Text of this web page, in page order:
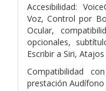
Accesibilidad:
Voz, Control por
Ocular,
opcionales,
Escribir a Siri,
Compatibilidad
prestación Audífono